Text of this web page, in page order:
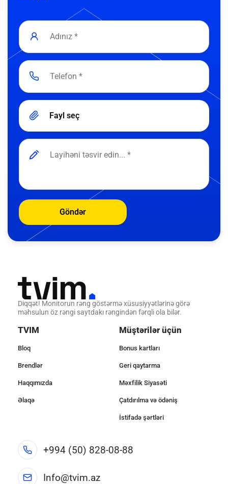
Fayl seç
Göndər
Diqqət! Monitorun rəng göstərmə xüsusiyyətlərinə görə
məhsulun öz rəngi saytdakı rəngindən fərqli ola bilər.
TVIM
Bloq
Brendlər
Haqqımızda
Əlaqə
Müştərilər üçün
Bonus kartları
Geri qaytarma
Məxfilik Siyasəti
Çatdırılma və ödəniş
İstifadə şərtləri
+994 (50) 828-08-88
Info@tvim.az